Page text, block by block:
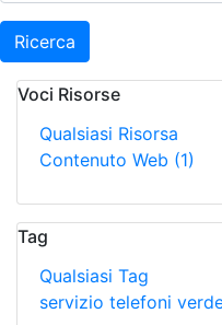
Ricerca
Voci Risorse
Qualsiasi Risorsa
Contenuto Web (1)
Tag
Qualsiasi Tag
servizio telefoni